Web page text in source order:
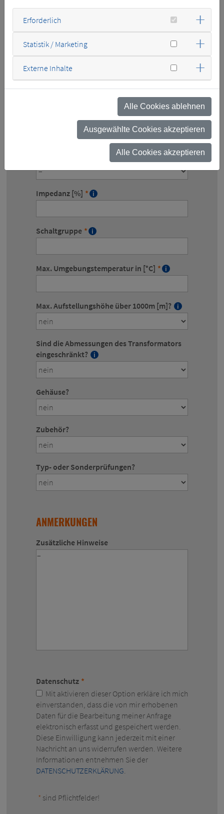
Nennspannung OS in [V] *
Nennspannung US in [V]
Um [kV] *
Konstruktionsstandard
Impedanz [%] *
Schaltgruppe *
Max. Umgebungstemperatur in [°C] *
Max. Aufstellungshöhe über 1000m [m]?
Sind die Abmessungen des Transformators
eingeschränkt?
Gehäuse?
Zubehör?
Typ- oder Sonderprüfungen?
ANMERKUNGEN
Zusätzliche Hinweise
Datenschutz *
einverstanden, dass die von mir erhobenen
Daten für die Bearbeitung meiner Anfrage
elektronisch erfasst und gespeichert werden.
Diese Einwilligung kann jederzeit mit einer
Nachricht an uns widerrufen werden. Weitere
Informationen entnehmen Sie der
DATENSCHUTZERKLÄRUNG.
* sind Pflichtfelder!
Erforderlich
Statistik / Marketing
Externe Inhalte
Alle Cookies ablehnen
Ausgewählte Cookies akzeptieren
Alle Cookies akzeptieren